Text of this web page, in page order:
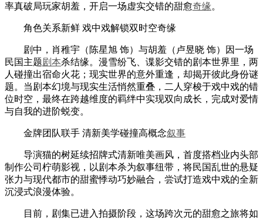
率真破局玩家胡羞，开启一场虚实交错的甜愈奇缘。
角色关系新鲜 戏中戏解锁双时空奇缘
剧中，肖稚宇（陈星旭 饰）与胡羞（卢昱晓 饰）因一场
民国主题剧本杀结缘。漫雪纷飞、谍影交错的剧本世界里，两
人碰撞出宿命火花；现实世界的意外重逢，却揭开彼此身份谜
题。当剧本幻境与现实生活悄然重叠，二人穿梭于戏中戏的错
位时空，最终在跨越维度的羁绊中实现双向成长，完成对爱情
与自我的进阶蜕变。
金牌团队联手 清新美学碰撞高概念叙事
导演猫的树延续招牌式清新唯美画风，首度搭档业内头部
制作公司柠萌影视，以剧本杀为叙事纽带，将民国乱世的悬疑
张力与现代都市的甜蜜悸动巧妙融合，尝试打造戏中戏的全新
沉浸式浪漫体验。
目前，剧集已进入拍摄阶段，这场跨次元的甜愈之旅将如